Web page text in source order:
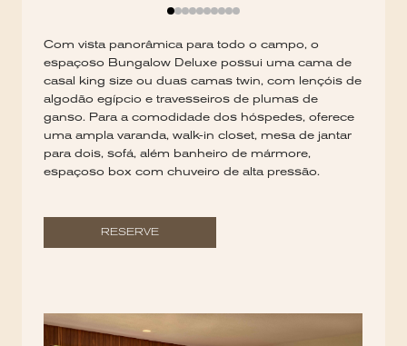
Com vista panorâmica para todo o campo, o
espaçoso Bungalow Deluxe possui uma cama de
casal king size ou duas camas twin, com lençóis de
algodão egípcio e travesseiros de plumas de
ganso. Para a comodidade dos hóspedes, oferece
uma ampla varanda, walk-in closet, mesa de jantar
para dois, sofá, além banheiro de mármore,
espaçoso box com chuveiro de alta pressão.
RESERVE